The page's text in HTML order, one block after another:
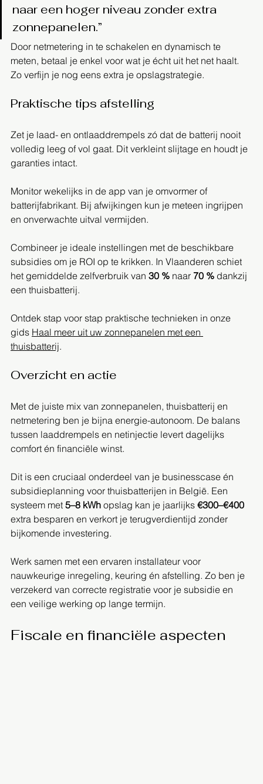
naar een hoger niveau zonder extra
zonnepanelen.”
Door netmetering in te schakelen en dynamisch te
meten, betaal je enkel voor wat je écht uit het net haalt.
Zo verfijn je nog eens extra je opslagstrategie.
Praktische tips afstelling
Zet je laad- en ontlaaddrempels zó dat de batterij nooit
volledig leeg of vol gaat. Dit verkleint slijtage en houdt je
garanties intact.
Monitor wekelijks in de app van je omvormer of
batterijfabrikant. Bij afwijkingen kun je meteen ingrijpen
en onverwachte uitval vermijden.
Combineer je ideale instellingen met de beschikbare
subsidies om je ROI op te krikken. In Vlaanderen schiet
het gemiddelde zelfverbruik van 30 % naar 70 % dankzij
een thuisbatterij.
Ontdek stap voor stap praktische technieken in onze
gids Haal meer uit uw zonnepanelen met een
thuisbatterij.
Overzicht en actie
Met de juiste mix van zonnepanelen, thuisbatterij en
netmetering ben je bijna energie-autonoom. De balans
tussen laaddrempels en netinjectie levert dagelijks
comfort én financiële winst.
Dit is een cruciaal onderdeel van je businesscase én
subsidieplanning voor thuisbatterijen in België. Een
systeem met 5–8 kWh opslag kan je jaarlijks €300–€400
extra besparen en verkort je terugverdientijd zonder
bijkomende investering.
Werk samen met een ervaren installateur voor
nauwkeurige inregeling, keuring én afstelling. Zo ben je
verzekerd van correcte registratie voor je subsidie en
een veilige werking op lange termijn.
Fiscale en financiële aspecten